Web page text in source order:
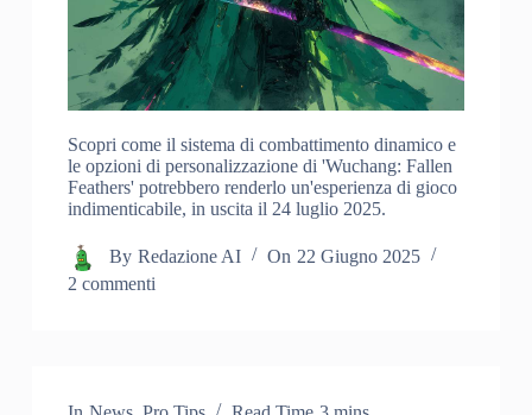
Scopri come il sistema di combattimento dinamico e
le opzioni di personalizzazione di 'Wuchang: Fallen
Feathers' potrebbero renderlo un'esperienza di gioco
indimenticabile, in uscita il 24 luglio 2025.
By Redazione AI On 22 Giugno 2025
2 commenti